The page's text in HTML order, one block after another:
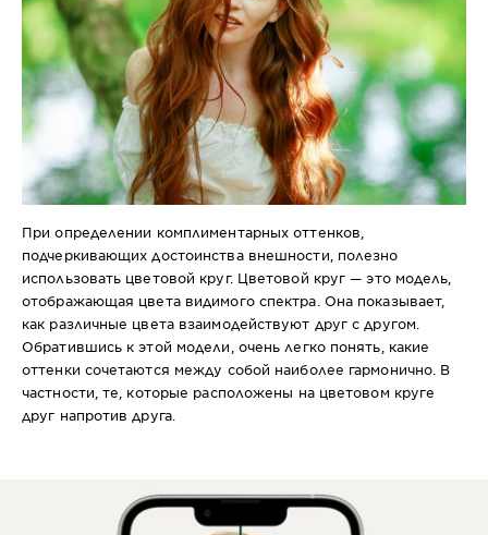
При определении комплиментарных оттенков,
подчеркивающих достоинства внешности, полезно
использовать цветовой круг. Цветовой круг — это модель,
отображающая цвета видимого спектра. Она показывает,
как различные цвета взаимодействуют друг с другом.
Обратившись к этой модели, очень легко понять, какие
оттенки сочетаются между собой наиболее гармонично. В
частности, те, которые расположены на цветовом круге
друг напротив друга.